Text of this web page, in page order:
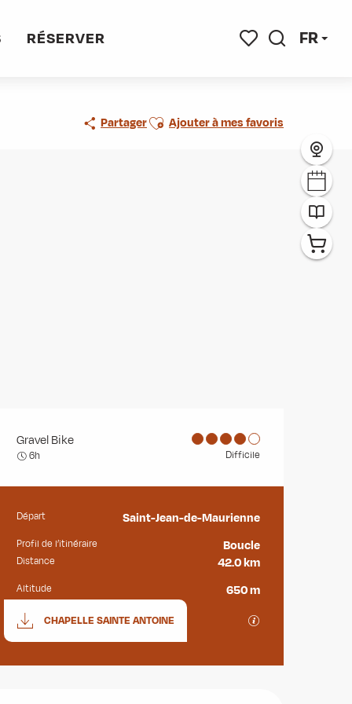
FR
RÉSERVER
PartagerAjouter aux favoris
Ajouter à mes favoris
Gravel Bike
6h Difficile
Informations pratiques
Départ Saint-Jean-de-Maurienne
Profil de l’itinéraire Boucle
Distance 42.0 km
Altitude 650 m
Documentation
CHAPELLE SAINTE ANTOINE